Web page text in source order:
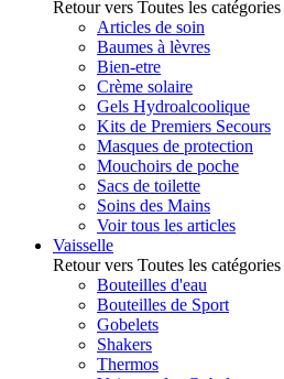
Retour vers Toutes les catégories
Articles de soin
Baumes à lèvres
Bien-etre
Crème solaire
Gels Hydroalcoolique
Kits de Premiers Secours
Masques de protection
Mouchoirs de poche
Sacs de toilette
Soins des Mains
Voir tous les articles
Vaisselle
Retour vers Toutes les catégories
Bouteilles d'eau
Bouteilles de Sport
Gobelets
Shakers
Thermos